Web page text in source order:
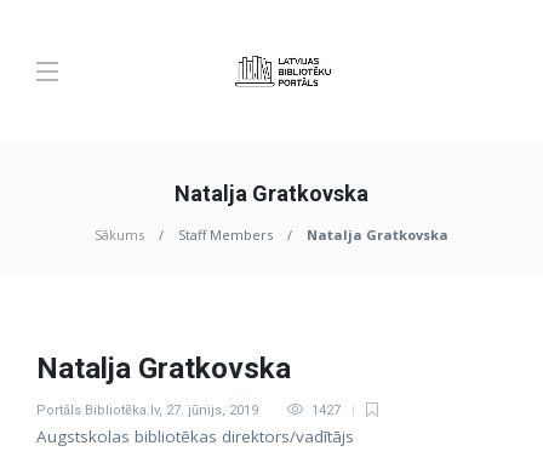
Natalja Gratkovska
Sākums Staff Members Natalja Gratkovska
Natalja Gratkovska
Portāls Bibliotēka.lv, 27. jūnijs, 2019 1427
Augstskolas bibliotēkas direktors/vadītājs